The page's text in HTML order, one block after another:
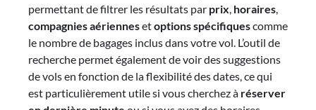
permettant de filtrer les résultats par prix, horaires,
compagnies aériennesetoptions spécifiquescomme
le nombre de bagages inclus dans votre vol. L’outil de
recherche permet également de voir des suggestions
de vols en fonction de la flexibilité des dates, ce qui
est particulièrement utile si vous cherchez à réserver